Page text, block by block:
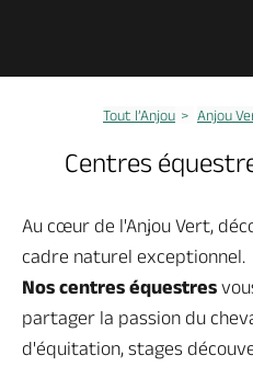
Anjou vert
Agenda
Anjou vert
Anjou vert
Tout l’Anjou Anjou
Centres
Au cœur de l'Anjou Vert,
cadre naturel exceptionnel.
Nos centres équestres
partager la passion du
d'équitation, stages